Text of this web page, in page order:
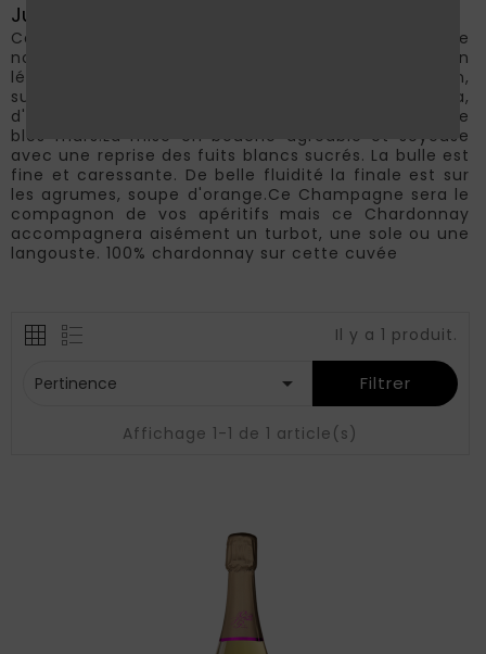
Juliane
Ce vin s'habille d'une jolie robe jaune pâle. De
nombreux trains de bulles fines viennent nourrir un
léger cordon persistant.Le nez est élégant, aérien,
sur des notes de fleurs blanches, accacia,
d'agrumes, de pommes, de pêches blanches et de
blés mûrs.La mise en bouche agréable et soyeuse
avec une reprise des fuits blancs sucrés. La bulle est
fine et caressante. De belle fluidité la finale est sur
les agrumes, soupe d'orange.Ce Champagne sera le
compagnon de vos apéritifs mais ce Chardonnay
accompagnera aisément un turbot, une sole ou une
langouste. 100% chardonnay sur cette cuvée
Il y a 1 produit.
Pertinence  Filtrer
Affichage 1-1 de 1 article(s)